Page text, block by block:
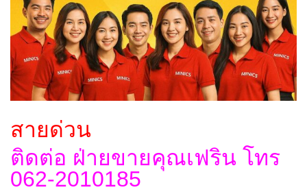
สายด่วน
ติดต่อ ฝ่ายขายคุณเฟริน โทร
062-2010185